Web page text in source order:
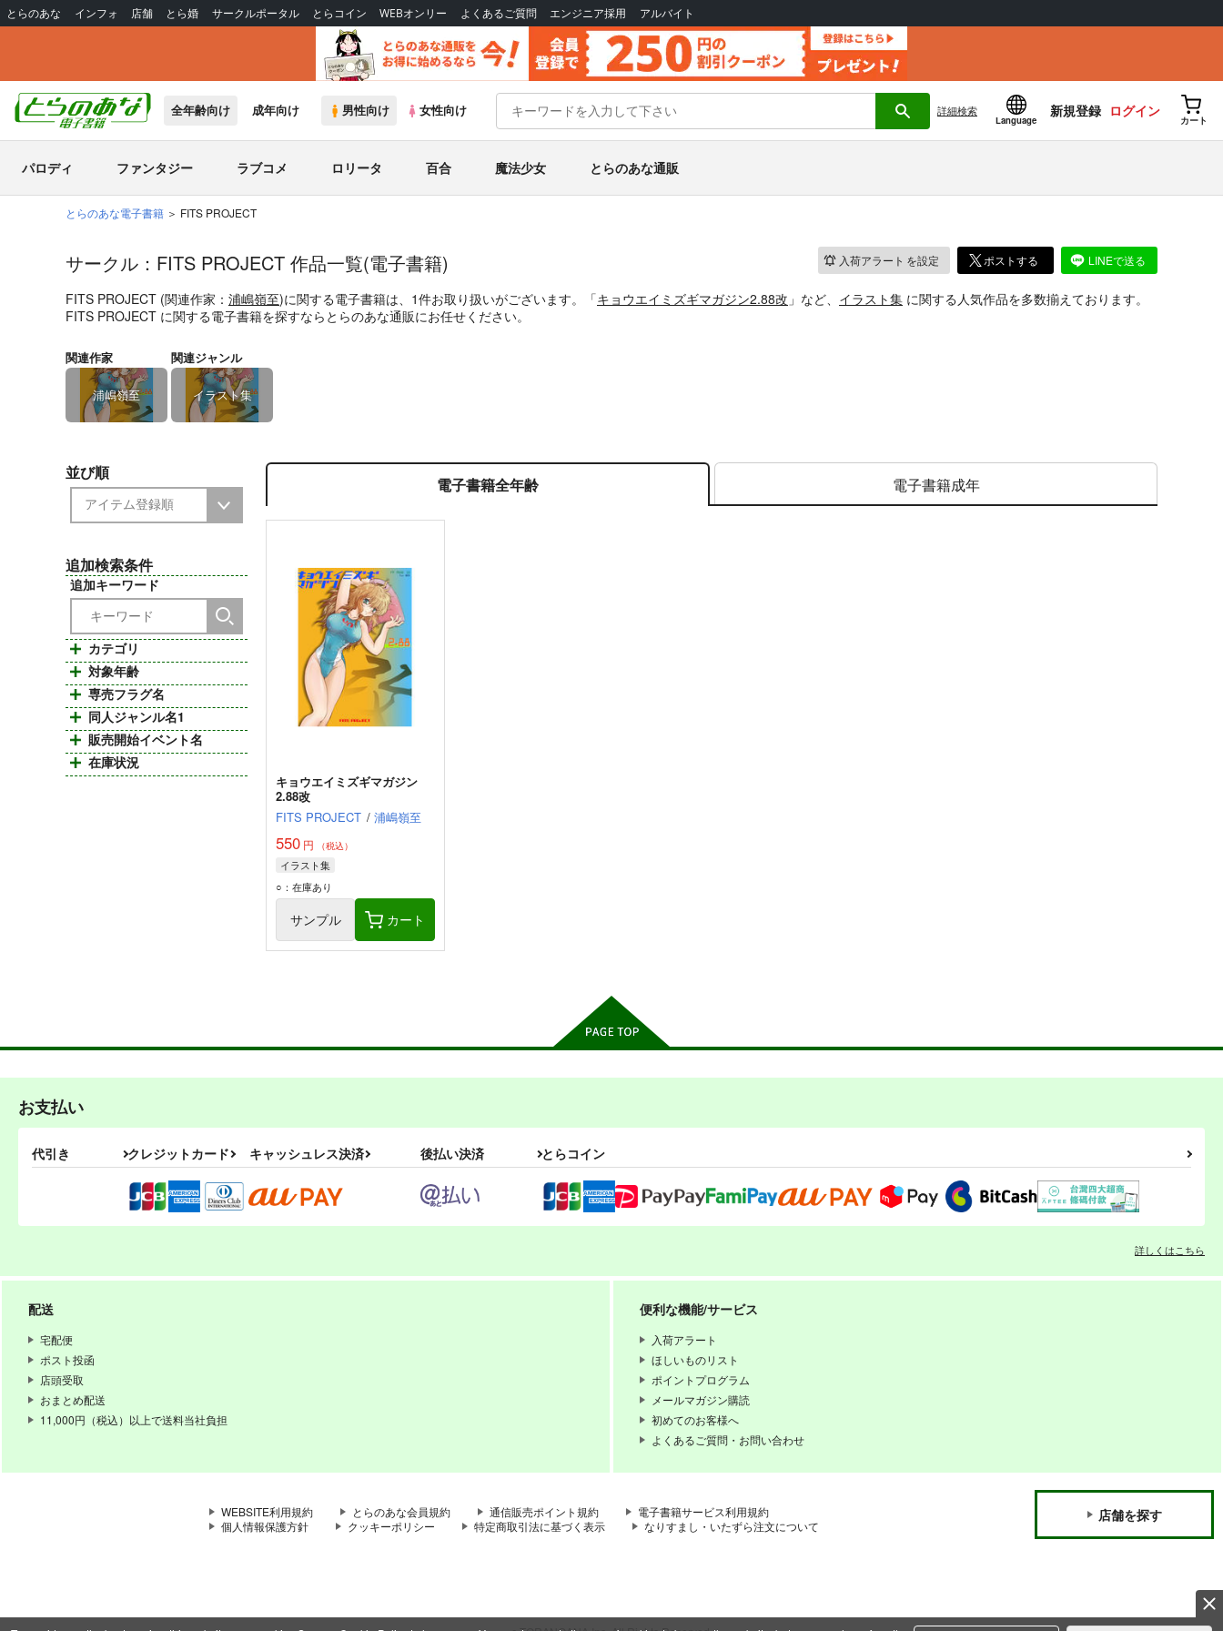
とらのあな インフォ 店舗 とら婚 サークルポータル とらコイン WEBオンリー よくあるご質問 エンジニア採用 アルバイト
全年齢向け 成年向け 男性向け 女性向け 詳細検索
Language
新規登録 ログイン
カート
パロディ ファンタジー ラブコメ ロリータ 百合 魔法少女 とらのあな通販
とらのあな電子書籍 FITS PROJECT
入荷アラート を設定 ポストする LINEで送る
サークル：FITS PROJECT 作品一覧(電子書籍)
FITS PROJECT (関連作家： 浦嶋嶺至)に関する電子書籍は、1件お取り扱いがございます。「キョウエイミズギマガジン2.88改 」など、 イラスト集 に関する人気作品を多数揃えております。
FITS PROJECT に関する電子書籍を探すならとらのあな通販にお任せください。
関連作家
浦嶋嶺至
関連ジャンル
イラスト集
並び順
追加検索条件
追加キーワード
カテゴリ
対象年齢
専売フラグ名
同人ジャンル名1
販売開始イベント名
在庫状況
電子書籍全年齢 電子書籍成年
キョウエイミズギマガジン
2.88改
FITS PROJECT / 浦嶋嶺至
550 円 （税込）
イラスト集
○：在庫あり
サンプル カート
お支払い
代引き クレジットカード キャッシュレス決済 後払い決済 とらコイン
詳しくはこちら
配送
宅配便
ポスト投函
店頭受取
おまとめ配送
11,000円（税込）以上で送料当社負担
便利な機能/サービス
入荷アラート
ほしいものリスト
ポイントプログラム
メールマガジン購読
初めてのお客様へ
よくあるご質問・お問い合わせ
WEBSITE利用規約 とらのあな会員規約 通信販売ポイント規約
電子書籍サービス利用規約
個人情報保護方針
クッキーポリシー 特定商取引法に基づく表示 なりすまし・いたずら注文について
店舗を探す